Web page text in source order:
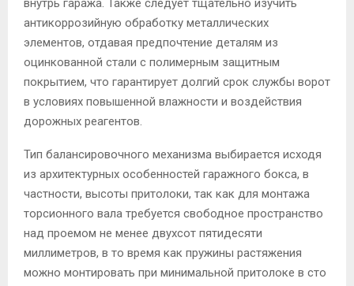
внутрь гаража. Также следует тщательно изучить
антикоррозийную обработку металлических
элементов, отдавая предпочтение деталям из
оцинкованной стали с полимерным защитным
покрытием, что гарантирует долгий срок службы ворот
в условиях повышенной влажности и воздействия
дорожных реагентов.
Тип балансировочного механизма выбирается исходя
из архитектурных особенностей гаражного бокса, в
частности, высоты притолоки, так как для монтажа
торсионного вала требуется свободное пространство
над проемом не менее двухсот пятидесяти
миллиметров, в то время как пружины растяжения
можно монтировать при минимальной притолоке в сто